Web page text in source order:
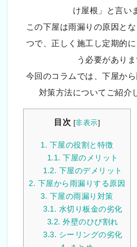
け屋根」と言い
この下屋は雨漏りの原因と
つで、正しく施工し定期的
う必要がありま
今回のコラムでは、下屋か
対策方法についてご紹介
目次 [非表示]
1. 下屋の役割と特徴
1.1. 下屋のメリット
1.2. 下屋のデメリット
2. 下屋から雨漏りする原因
3. 下屋の雨漏り対策
3.1. 水切り板金の劣化
3.2. 外壁のひび割れ
3.3. シーリングの劣化